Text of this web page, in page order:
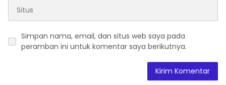
Simpan nama, email, dan situs web saya pada
peramban ini untuk komentar saya berikutnya.